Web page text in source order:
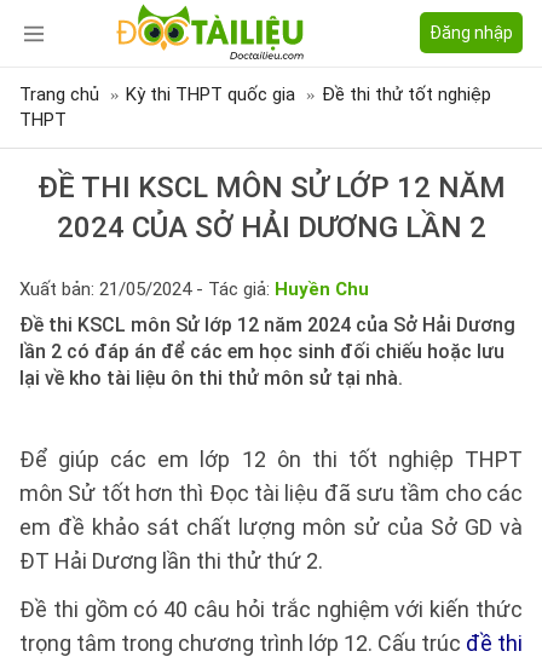
Đăng nhập
Trang chủ Kỳ thi THPT quốc gia
Đề thi thử tốt nghiệp
THPT
ĐỀ THI KSCL MÔN SỬ LỚP 12 NĂM
2024 CỦA SỞ HẢI DƯƠNG LẦN 2
Xuất bản: 21/05/2024 - Tác giả: Huyền Chu
Đề thi KSCL môn Sử lớp 12 năm 2024 của Sở Hải Dương
lần 2 có đáp án để các em học sinh đối chiếu hoặc lưu
lại về kho tài liệu ôn thi thử môn sử tại nhà.
Để giúp các em lớp 12 ôn thi tốt nghiệp THPT
môn Sử tốt hơn thì Đọc tài liệu đã sưu tầm cho các
em đề khảo sát chất lượng môn sử của Sở GD và
ĐT Hải Dương lần thi thử thứ 2.
Đề thi gồm có 40 câu hỏi trắc nghiệm với kiến thức
trọng tâm trong chương trình lớp 12. Cấu trúc đề thi